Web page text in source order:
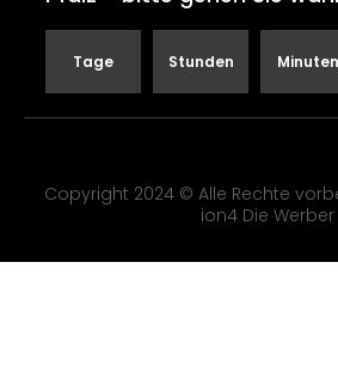
Tage Stunden Minuten
Copyright 2024 © Alle Rechte
ion4 Die Werber